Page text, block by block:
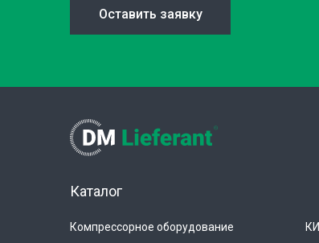
Оставить заявку
Каталог
Компрессорное оборудование